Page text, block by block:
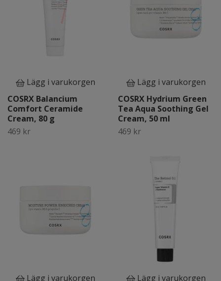
Lägg i varukorgen
COSRX Balancium
Comfort Ceramide
Cream, 80 g
469 kr
Lägg i varukorgen
COSRX Hydrium Green
Tea Aqua Soothing Gel
Cream, 50 ml
469 kr
Lägg i varukorgen
Lägg i varukorgen